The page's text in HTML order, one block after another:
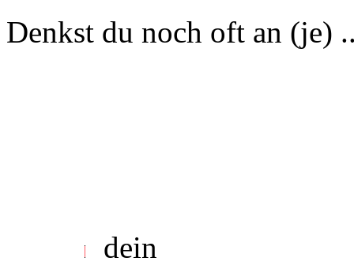
Denkst du noch oft an (je)
dein